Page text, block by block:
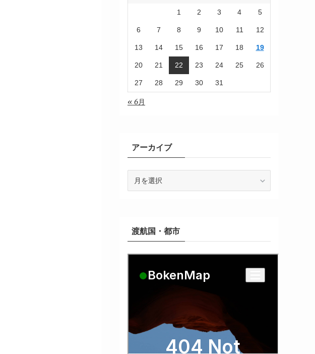
1 2 3 4 5
6 7 8 9 10 11 12
13 14 15 16 17 18 19
20 21 22 23 24 25 26
27 28 29 30 31
« 6月
アーカイブ
渡航国・都市